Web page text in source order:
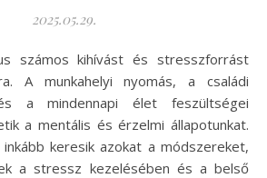
2025.05.29.
A munkahelyi nyomás, a családi
a mindennapi élet feszültségei
a mentális és érzelmi állapotunkat.
keresik azokat a módszereket,
a stressz kezelésében és a belső